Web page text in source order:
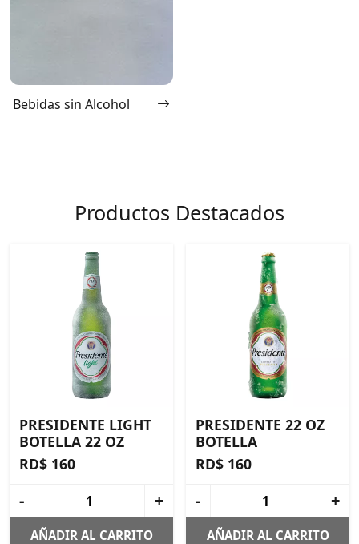
Bebidas sin Alcohol
Productos Destacados
PRESIDENTE LIGHT
BOTELLA 22 OZ
RD$ 160
- +
AÑADIR AL CARRITO
PRESIDENTE 22 OZ
BOTELLA
RD$ 160
- +
AÑADIR AL CARRITO